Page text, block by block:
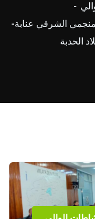
الشرقي عنابة-
الحدبة